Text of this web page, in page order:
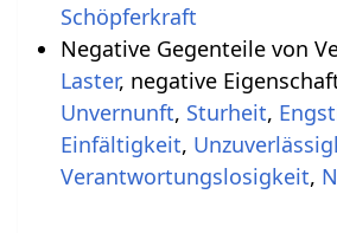
Schöpferkraft
Negative Gegenteile von
Laster, negative
Unvernunft, Sturheit,
Einfältigkeit,
Verantwortungslosigkeit,